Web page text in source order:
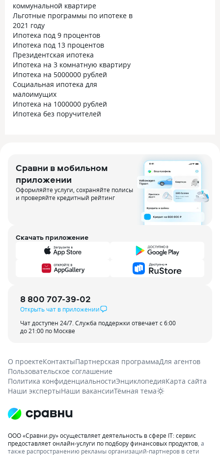
коммунальной квартире
Льготные программы по ипотеке в
2021 году
Ипотека под 9 процентов
Ипотека под 13 процентов
Президентская ипотека
Ипотека на 3 комнатную квартиру
Ипотека на 5000000 рублей
Социальная ипотека для
малоимущих
Ипотека на 1000000 рублей
Ипотека без поручителей
Сравни в мобильном
приложении
Оформляйте услуги, сохраняйте полисы
и проверяйте кредитный рейтинг
Скачать приложение
8 800 707-39-02
Открыть чат в приложении
Чат доступен 24/7. Служба поддержки отвечает с 6:00
до 21:00 по Москве
О проектеКонтактыПартнерская программаДля агентов
Пользовательское соглашение
Политика конфиденциальностиЭнциклопедияКарта сайта
Наши экспертыНаши вакансииТёмная тема
ООО «Сравни.ру» осуществляет деятельность в сфере IT: сервис
предоставляет онлайн-услуги по подбору финансовых продуктов , а
также распространению рекламы организаций-партнеров в сети